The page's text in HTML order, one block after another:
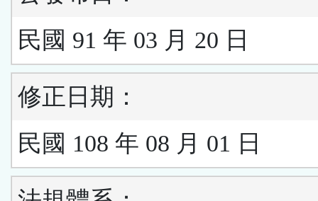
民國 91 年 03 月 20 日
修正日期：
民國 108 年 08 月 01 日